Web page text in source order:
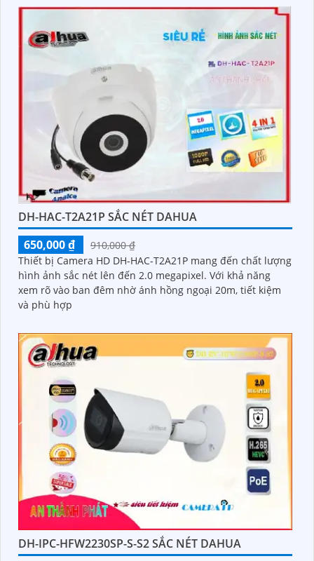
DH-HAC-T2A21P SẮC NÉT DAHUA
650,000 ₫
910,000 ₫
Thiết bị Camera HD DH-HAC-T2A21P mang đến chất lượng
hình ảnh sắc nét lên đến 2.0 megapixel. Với khả năng
xem rõ vào ban đêm nhờ ánh hồng ngoại 20m, tiết kiệm
và phù hợp
DH-IPC-HFW2230SP-S-S2 SẮC NÉT DAHUA